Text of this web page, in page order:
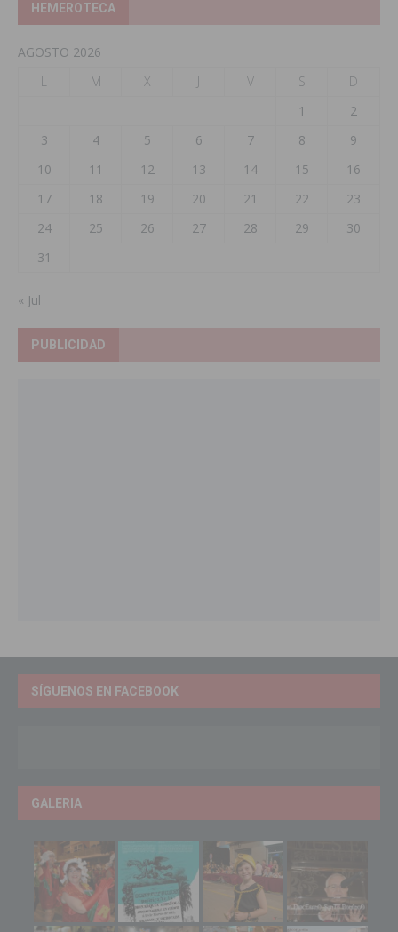
HEMEROTECA
AGOSTO 2026
L
M X J V S
D
1
2
3
4 5 6 7 8
9
10
11 12 13 14 15
16
17
18 19 20 21 22
23
24
25 26 27 28 29
30
31
« Jul
PUBLICIDAD
SÍGUENOS EN FACEBOOK
GALERIA